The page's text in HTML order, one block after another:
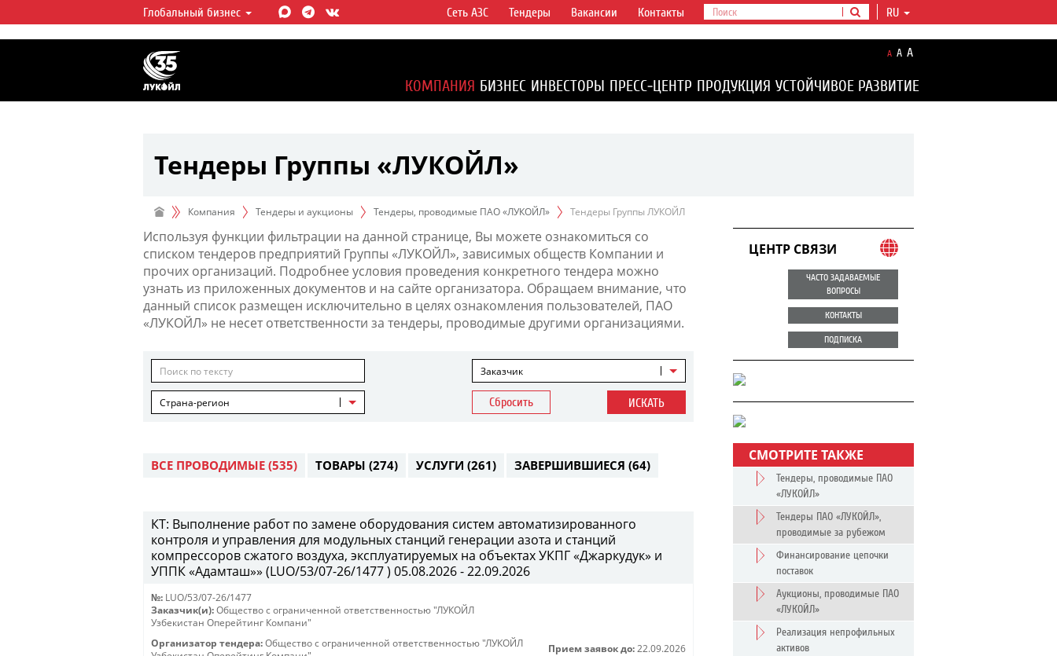
ЛУКОЙЛ СЕГОДНЯ
ЛУКОЙЛ — одна из крупнейших вертикально
интегрированных нефтегазовых компаний в
мире, на долю которой приходится более 2%
мировой добычи нефти и около 1% доказанных
Глобальный бизнес RU
Сеть АЗС Тендеры Вакансии Контакты
A A A
КОМПАНИЯ БИЗНЕС ИНВЕСТОРЫ ПРЕСС-ЦЕНТР ПРОДУКЦИЯ УСТОЙЧИВОЕ РАЗВИТИЕ
Тендеры Группы «ЛУКОЙЛ»
Компания Тендеры и аукционы Тендеры, проводимые ПАО «ЛУКОЙЛ» Тендеры Группы ЛУКОЙЛ
Используя функции фильтрации на данной странице, Вы можете ознакомиться со
списком тендеров предприятий Группы «ЛУКОЙЛ», зависимых обществ Компании и
прочих организаций. Подробнее условия проведения конкретного тендера можно
узнать из приложенных документов и на сайте организатора. Обращаем внимание, что
данный список размещен исключительно в целях ознакомления пользователей, ПАО
«ЛУКОЙЛ» не несет ответственности за тендеры, проводимые другими организациями.
Заказчик
Страна-регион Сбросить ИСКАТЬ
ВСЕ ПРОВОДИМЫЕ (535) ТОВАРЫ (274) УСЛУГИ (261) ЗАВЕРШИВШИЕСЯ (64)
КТ: Выполнение работ по замене оборудования систем автоматизированного
контроля и управления для модульных станций генерации азота и станций
компрессоров сжатого воздуха, эксплуатируемых на объектах УКПГ «Джаркудук» и
УППК «Адамташ»» (LUO/53/07-26/1477 ) 05.08.2026 - 22.09.2026
№: LUO/53/07-26/1477
Заказчик(и): Общество с ограниченной ответственностью "ЛУКОЙЛ
Узбекистан Оперейтинг Компани"
Организатор тендера: Общество с ограниченной ответственностью "ЛУКОЙЛ
Прием заявок до: 22.09.2026
ЦЕНТР СВЯЗИ
ЧАСТО ЗАДАВАЕМЫЕ
ВОПРОСЫ
КОНТАКТЫ
ПОДПИСКА
СМОТРИТЕ ТАКЖЕ
Тендеры, проводимые ПАО
«ЛУКОЙЛ»
Тендеры ПАО «ЛУКОЙЛ»,
проводимые за рубежом
Финансирование цепочки
поставок
Аукционы, проводимые ПАО
«ЛУКОЙЛ»
Реализация непрофильных
активов